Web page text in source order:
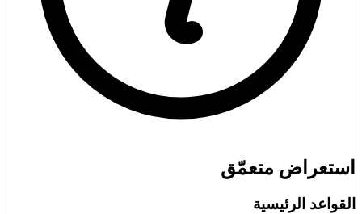
استعراض متعمّق
القواعد الرئيسية